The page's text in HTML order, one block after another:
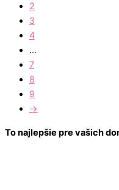
2
3
4
…
7
8
9
→
To najlepšie pre vašich